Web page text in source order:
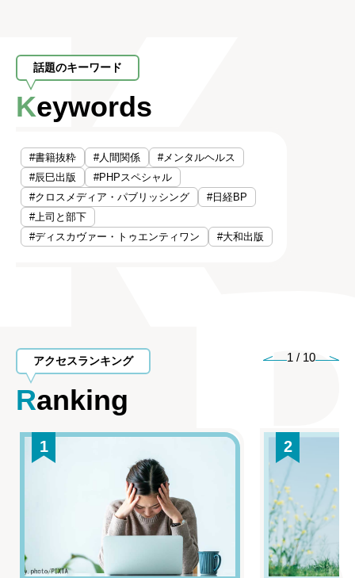
話題のキーワード
Keywords
#書籍抜粋 #人間関係
#メンタルヘルス
#辰巳出版
#PHPスペシャル
#クロスメディア・パブリッシング
#日経BP
#上司と部下
#ディスカヴァー・トゥエンティワン
#大和出版
アクセスランキング
Ranking
1 / 10
1 2